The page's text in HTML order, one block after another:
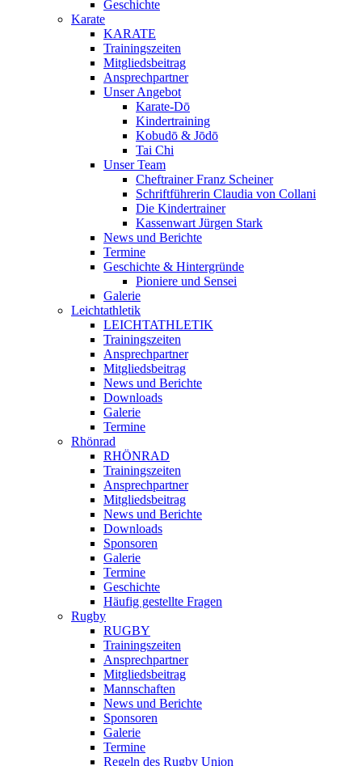
Geschichte
Karate
KARATE
Trainingszeiten
Mitgliedsbeitrag
Ansprechpartner
Unser Angebot
Karate-Dō
Kindertraining
Kobudō & Jōdō
Tai Chi
Unser Team
Cheftrainer Franz Scheiner
Schriftführerin Claudia von Collani
Die Kindertrainer
Kassenwart Jürgen Stark
News und Berichte
Termine
Geschichte & Hintergründe
Pioniere und Sensei
Galerie
Leichtathletik
LEICHTATHLETIK
Trainingszeiten
Ansprechpartner
Mitgliedsbeitrag
News und Berichte
Downloads
Galerie
Termine
Rhönrad
RHÖNRAD
Trainingszeiten
Ansprechpartner
Mitgliedsbeitrag
News und Berichte
Downloads
Sponsoren
Galerie
Termine
Geschichte
Häufig gestellte Fragen
Rugby
RUGBY
Trainingszeiten
Ansprechpartner
Mitgliedsbeitrag
Mannschaften
News und Berichte
Sponsoren
Galerie
Termine
Regeln des Rugby Union